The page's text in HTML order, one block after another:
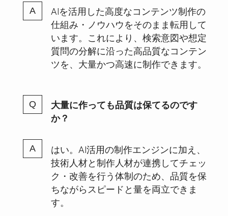
AIを活用した高度なコンテンツ制作の
仕組み・ノウハウをそのまま転用して
います。これにより、検索意図や想定
質問の分解に沿った高品質なコンテン
ツを、大量かつ高速に制作できます。
大量に作っても品質は保てるのです
か？
はい。AI活用の制作エンジンに加え、
技術人材と制作人材が連携してチェッ
ク・改善を行う体制のため、品質を保
ちながらスピードと量を両立できま
す。